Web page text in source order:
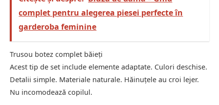
complet pentru alegerea piesei perfecte în
garderoba feminine
Trusou botez complet băieți
Acest tip de set include elemente adaptate. Culori deschise.
Detalii simple. Materiale naturale. Hăinuțele au croi lejer.
Nu incomodează copilul.